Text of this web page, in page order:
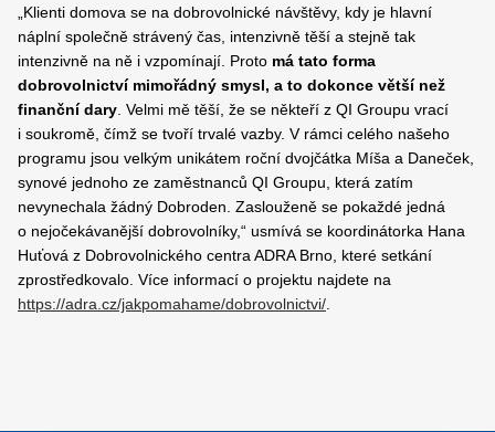
„Klienti domova se na dobrovolnické návštěvy, kdy je hlavní
náplní společně strávený čas, intenzivně těší a stejně tak
intenzivně na ně i vzpomínají. Proto má tato forma
dobrovolnictví mimořádný smysl, a to dokonce větší než
finanční dary . Velmi mě těší, že se někteří z QI Groupu vrací
i soukromě, čímž se tvoří trvalé vazby. V rámci celého našeho
programu jsou velkým unikátem roční dvojčátka Míša a Daneček,
synové jednoho ze zaměstnanců QI Groupu, která zatím
nevynechala žádný Dobroden. Zaslouženě se pokaždé jedná
o nejočekávanější dobrovolníky,“ usmívá se koordinátorka Hana
Huťová z Dobrovolnického centra ADRA Brno, které setkání
zprostředkovalo. Více informací o projektu najdete na
https://adra.cz/jakpomahame/dobrovolnictvi/